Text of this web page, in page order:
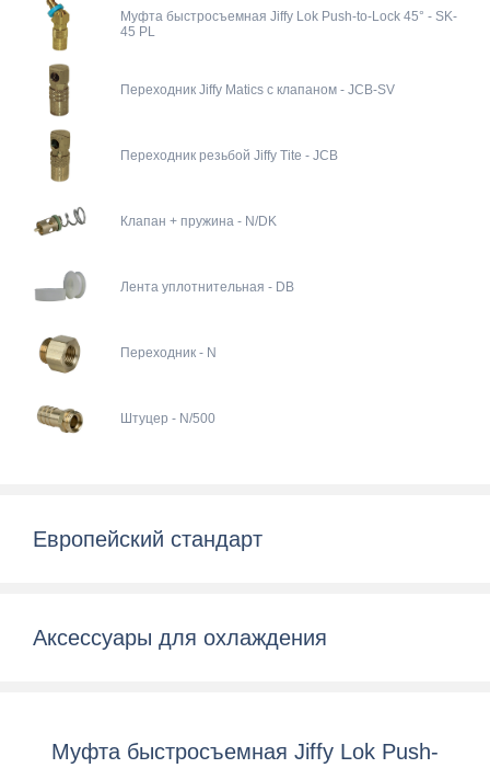
Муфта быстросъемная Jiffy Lok Push-to-Lock 45° - SK-
45 PL
Переходник Jiffy Matics с клапаном - JCB-SV
Переходник резьбой Jiffy Tite - JCB
Клапан + пружина - N/DK
Лента уплотнительная - DB
Переходник - N
Штуцер - N/500
Европейский стандарт
Аксессуары для охлаждения
Муфта быстросъемная Jiffy Lok Push-